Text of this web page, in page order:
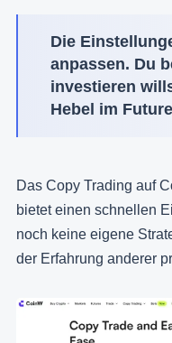
Die
anpassen. Du
investieren
Hebel im
Das Copy Trading auf
bietet einen schnellen
noch keine eigene
der Erfahrung anderer